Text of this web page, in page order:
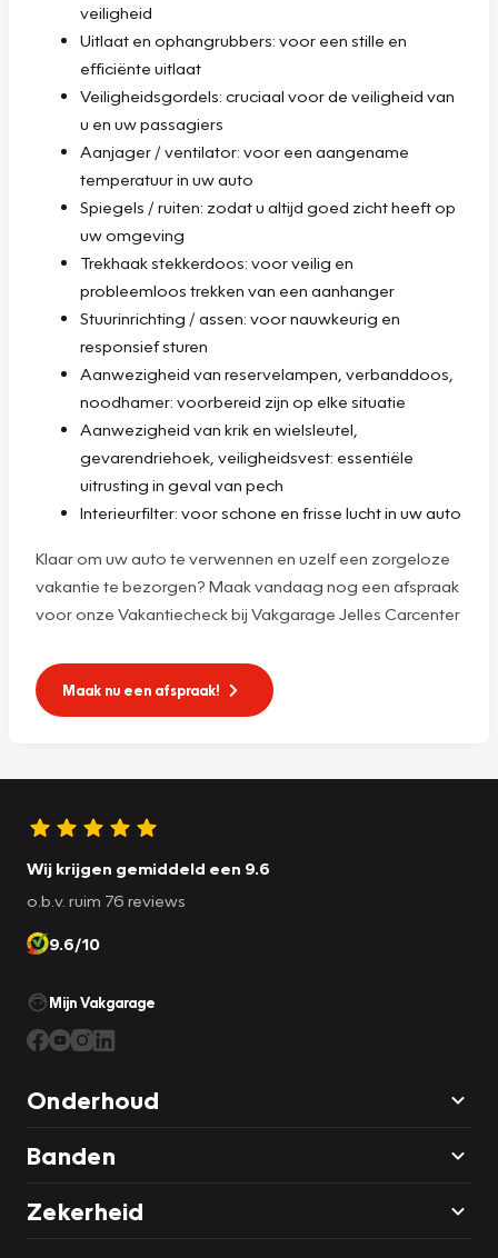
veiligheid
Uitlaat en ophangrubbers: voor een stille en
efficiënte uitlaat
Veiligheidsgordels: cruciaal voor de veiligheid van
u en uw passagiers
Aanjager / ventilator: voor een aangename
temperatuur in uw auto
Spiegels / ruiten: zodat u altijd goed zicht heeft op
uw omgeving
Trekhaak stekkerdoos: voor veilig en
probleemloos trekken van een aanhanger
Stuurinrichting / assen: voor nauwkeurig en
responsief sturen
Aanwezigheid van reservelampen, verbanddoos,
noodhamer: voorbereid zijn op elke situatie
Aanwezigheid van krik en wielsleutel,
gevarendriehoek, veiligheidsvest: essentiële
uitrusting in geval van pech
Interieurfilter: voor schone en frisse lucht in uw auto
Klaar om uw auto te verwennen en uzelf een zorgeloze
vakantie te bezorgen? Maak vandaag nog een afspraak
voor onze Vakantiecheck bij Vakgarage Jelles Carcenter
Maak nu een afspraak!
Wij krijgen gemiddeld een 9.6
o.b.v. ruim 76 reviews
9.6/10
Mijn Vakgarage
Onderhoud
Banden
Zekerheid